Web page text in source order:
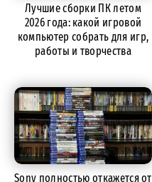
Лучшие сборки ПК летом
2026 года: какой игровой
компьютер собрать для игр,
работы и творчества
Sony полностью откажется от